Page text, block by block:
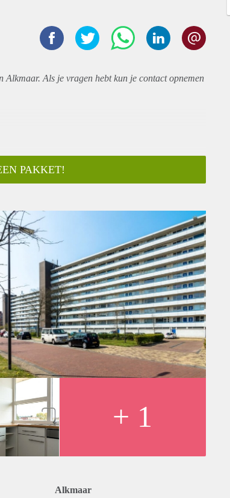
Alkmaar. Als je vragen hebt kun je contact opnemen
PAKKET!
+ 1
Alkmaar